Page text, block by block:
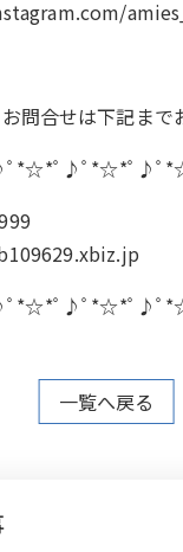
問合せは下記まで
*☆*ﾟ♪ﾟ*☆*ﾟ♪ﾟ
*☆*ﾟ♪ﾟ*☆*ﾟ♪ﾟ
一覧へ戻る